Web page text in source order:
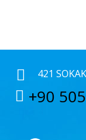
421
+90